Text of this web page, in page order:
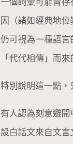
因（諸如經典地
仍可視為一種語
「代代相傳」而來
特別說明這一點，
有人認為刻意避
設白話文來自文